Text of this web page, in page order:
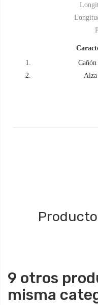
Alza
9 otros
misma